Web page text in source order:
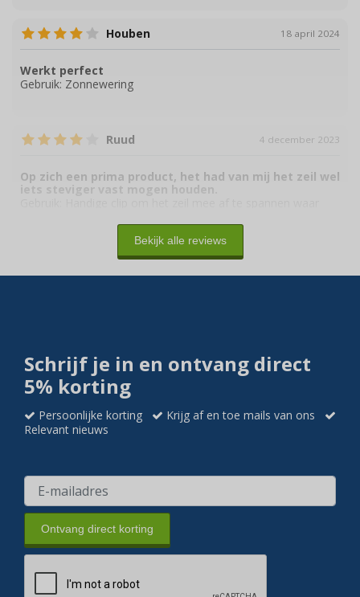
Houben 18 april 2024
Werkt perfect
Gebruik: Zonnewering
Ruud 4 december 2023
Op zich een prima product, het had van mij het zeil wel
iets steviger vast mogen houden.
Bekijk alle reviews
Schrijf je in en ontvang direct
5% korting
Persoonlijke korting
Krijg af en toe mails van ons
Relevant nieuws
Ontvang direct korting